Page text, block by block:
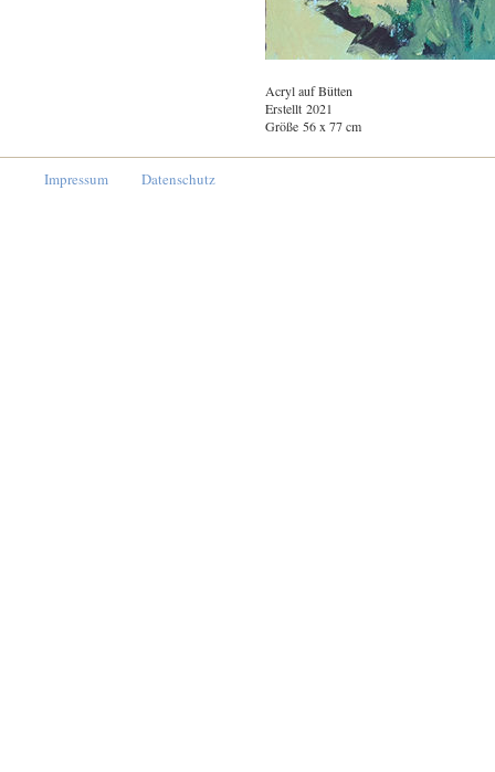
Acryl auf Bütten
Erstellt 2021
Größe 56 x 77 cm
Impressum Datenschutz